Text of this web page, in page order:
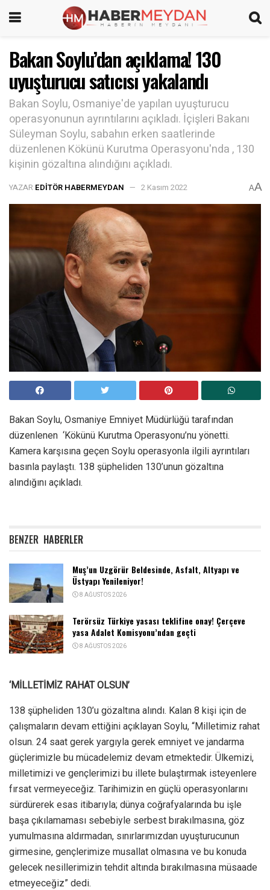
Bakan Soylu’dan açıklama! 130
uyuşturucu satıcısı yakalandı
Bakan Soylu, Osmaniye'de yapılan uyuşturucu
operasyonunun ayrıntılarını açıkladı. İçişleri Bakanı
Süleyman Soylu, sabahın erken saatlerinde
düzenlenen Kökünü Kurutma Operasyonu'nda , 130
kişinin gözaltına alındığını açıkladı.
YAZAR EDITÖR HABERMEYDAN 2 Kasım 2022 AA
Bakan Soylu, Osmaniye Emniyet Müdürlüğü tarafından
düzenlenen ‘Kökünü Kurutma Operasyonu’nu yönetti.
Kamera karşısına geçen Soylu operasyonla ilgili ayrıntıları
basınla paylaştı. 138 şüpheliden 130’unun gözaltına
alındığını açıkladı.
BENZER HABERLER
Muş’un Uzgörür Beldesinde, Asfalt, Altyapı ve
Üstyapı Yenileniyor!
8 AĞUSTOS 2026
Terörsüz Türkiye yasası teklifine onay! Çerçeve
yasa Adalet Komisyonu’ndan geçti
8 AĞUSTOS 2026
‘MİLLETİMİZ RAHAT OLSUN’
138 şüpheliden 130’u gözaltına alındı. Kalan 8 kişi için de
çalışmaların devam ettiğini açıklayan Soylu, “Milletimiz rahat
olsun. 24 saat gerek yargıyla gerek emniyet ve jandarma
güçlerimizle bu mücadelemiz devam etmektedir. Ülkemizi,
milletimizi ve gençlerimizi bu illete bulaştırmak isteyenlere
fırsat vermeyeceğiz. Tarihimizin en güçlü operasyonlarını
sürdürerek esas itibarıyla; dünya coğrafyalarında bu işle
başa çıkılamaması sebebiyle serbest bırakılmasına, göz
yumulmasına aldırmadan, sınırlarımızdan uyuşturucunun
girmesine, gençlerimize musallat olmasına ve bu konuda
gelecek nesillerimizin tehdit altında bırakılmasına müsaade
etmeyeceğiz” dedi.